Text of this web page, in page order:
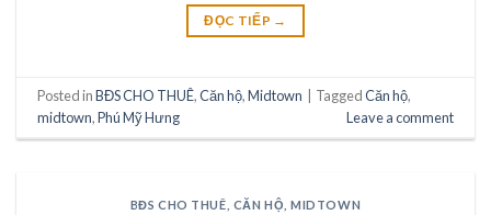
ĐỌC TIẾP →
Posted inBĐS CHO THUÊ,Căn hộ,Midtown TaggedCăn hộ,
midtown,Phú Mỹ Hưng Leave a comment
BĐS CHO THUÊ CĂN HỘ ,MIDTOWN